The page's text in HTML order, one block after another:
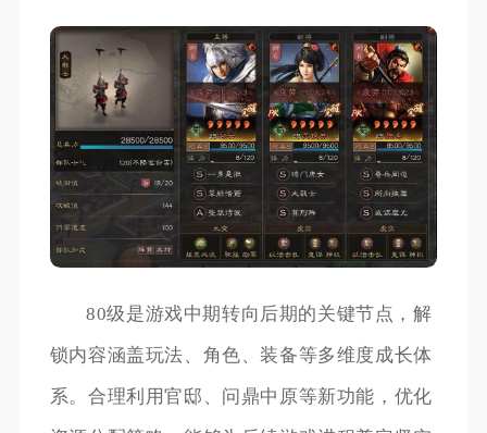
80级是游戏中期转向后期的关键节点，解
锁内容涵盖玩法、角色、装备等多维度成长体
系。合理利用官邸、问鼎中原等新功能，优化